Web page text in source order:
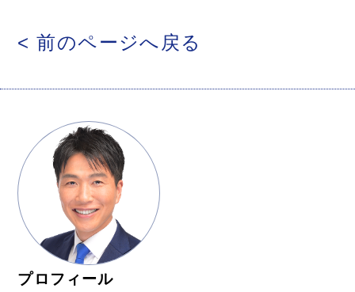
< 前のページへ戻る
プロフィール